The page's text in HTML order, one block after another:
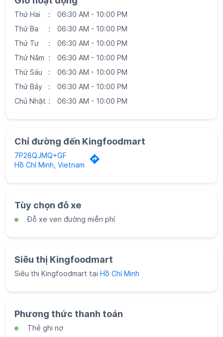
Thứ Hai
06:30 AM - 10:00 PM
Thứ Ba
06:30 AM - 10:00 PM
Thứ Tư
06:30 AM - 10:00 PM
Thứ Năm
06:30 AM - 10:00 PM
Thứ Sáu
06:30 AM - 10:00 PM
Thứ Bảy
06:30 AM - 10:00 PM
Chủ Nhật
06:30 AM - 10:00 PM
Chỉ đường đến Kingfoodmart
7P28QJMQ+GF
Hồ Chí Minh, Vietnam
Tùy chọn đỗ xe
Đỗ xe ven đường miễn phí
Siêu thị Kingfoodmart
Siêu thị Kingfoodmart tại Hồ Chí Minh
Phương thức thanh toán
Thẻ ghi nợ